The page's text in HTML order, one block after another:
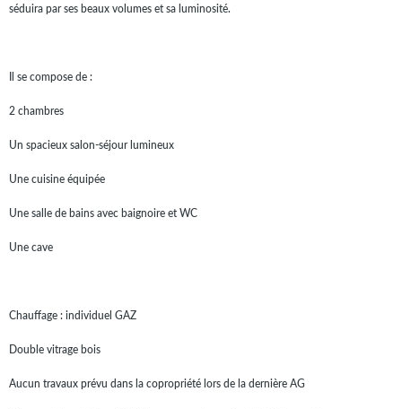
séduira par ses beaux volumes et sa luminosité.
Il se compose de :
2 chambres
Un spacieux salon-séjour lumineux
Une cuisine équipée
Une salle de bains avec baignoire et WC
Une cave
Chauffage : individuel GAZ
Double vitrage bois
Aucun travaux prévu dans la copropriété lors de la dernière AG